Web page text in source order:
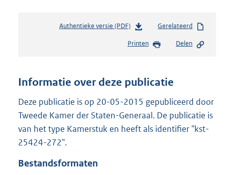
Authentieke versie (PDF)b
s
n
s
r
o
Gerelateerd
Printen Delen
Informatie over deze publicatie
Deze publicatie is op 20-05-2015 gepubliceerd door
Tweede Kamer der Staten-Generaal. De publicatie is
van het type Kamerstuk en heeft als identifier "kst-
25424-272".
Bestandsformaten